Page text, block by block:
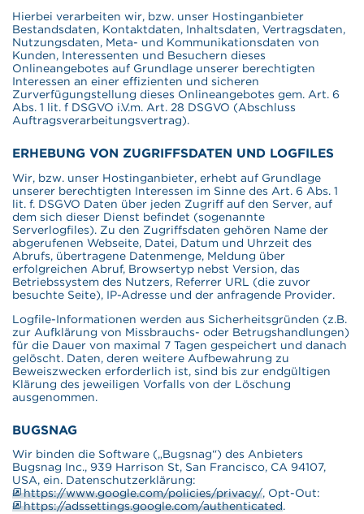
Hierbei verarbeiten wir, bzw. unser Hostinganbieter
Bestandsdaten, Kontaktdaten, Inhaltsdaten, Vertragsdaten,
Nutzungsdaten, Meta- und Kommunikationsdaten von
Kunden, Interessenten und Besuchern dieses
Onlineangebotes auf Grundlage unserer berechtigten
Interessen an einer effizienten und sicheren
Zurverfügungstellung dieses Onlineangebotes gem. Art. 6
Abs. 1 lit. f DSGVO i.V.m. Art. 28 DSGVO (Abschluss
Auftragsverarbeitungsvertrag).
ERHEBUNG VON ZUGRIFFSDATEN UND LOGFILES
Wir, bzw. unser Hostinganbieter, erhebt auf Grundlage
unserer berechtigten Interessen im Sinne des Art. 6 Abs. 1
lit. f. DSGVO Daten über jeden Zugriff auf den Server, auf
dem sich dieser Dienst befindet (sogenannte
Serverlogfiles). Zu den Zugriffsdaten gehören Name der
abgerufenen Webseite, Datei, Datum und Uhrzeit des
Abrufs, übertragene Datenmenge, Meldung über
erfolgreichen Abruf, Browsertyp nebst Version, das
Betriebssystem des Nutzers, Referrer URL (die zuvor
besuchte Seite), IP-Adresse und der anfragende Provider.
Logfile-Informationen werden aus Sicherheitsgründen (z.B.
zur Aufklärung von Missbrauchs- oder Betrugshandlungen)
für die Dauer von maximal 7 Tagen gespeichert und danach
gelöscht. Daten, deren weitere Aufbewahrung zu
Beweiszwecken erforderlich ist, sind bis zur endgültigen
Klärung des jeweiligen Vorfalls von der Löschung
ausgenommen.
BUGSNAG
Wir binden die Software („Bugsnag“) des Anbieters
Bugsnag Inc., 939 Harrison St, San Francisco, CA 94107,
USA, ein. Datenschutzerklärung:
https://www.google.com/policies/privacy/, Opt-Out:
https://adssettings.google.com/authenticated.